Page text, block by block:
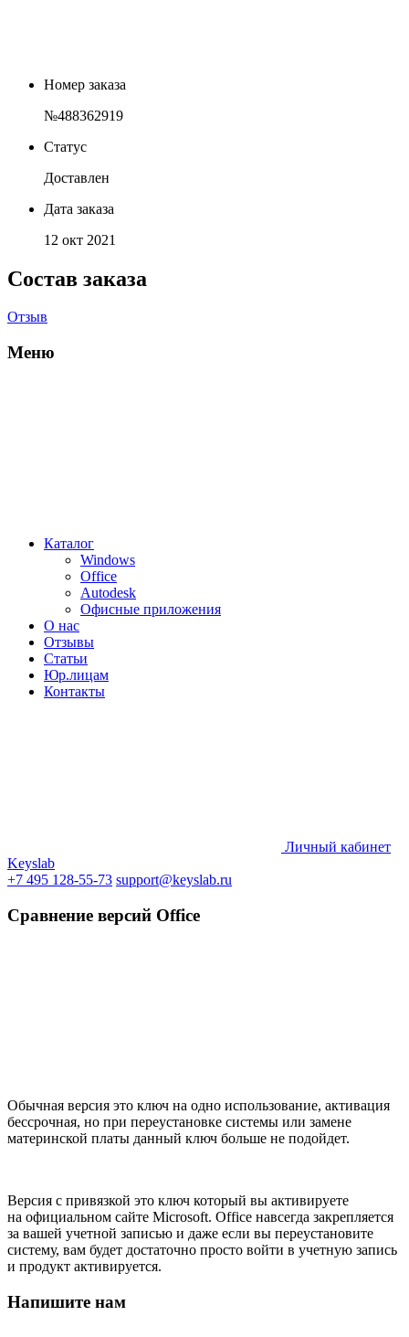
Номер заказа
№488362919
Статус
Доставлен
Дата заказа
12 окт 2021
Состав заказа
Отзыв
Меню
Каталог
Windows
Office
Autodesk
Офисные приложения
О нас
Отзывы
Статьи
Юр.лицам
Контакты
Личный кабинет
Keyslab
+7 495 128-55-73 support@keyslab.ru
Сравнение версий Office
Обычная версия это ключ на одно использование, активация
бессрочная, но при переустановке системы или замене
материнской платы данный ключ больше не подойдет.
Версия с привязкой это ключ который вы активируете
на официальном сайте Microsoft. Office навсегда закрепляется
за вашей учетной записью и даже если вы переустановите
систему, вам будет достаточно просто войти в учетную запись
и продукт активируется.
Напишите нам